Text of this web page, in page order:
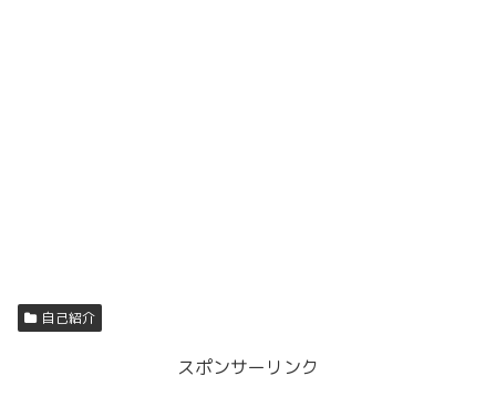
自己紹介
スポンサーリンク